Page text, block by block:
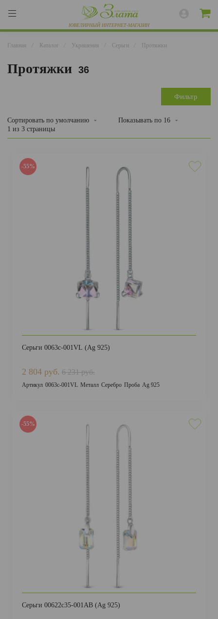
ВЕСЬ КАТАЛОГ
БРАСЛЕТЫ
ЦЕПИ
Главная Каталог Украшения Серьги Протяжки
Протяжки 36
Фильтр
Сортировать по умолчанию Показывать по 16
1 из 3 страницы
-55%
Серьги 0063с-001VL (Ag 925)
2 804 руб. 6 231 руб.
Артикул 0063с-001VL Металл Серебро Проба Ag 925
-55%
Серьги 00622с35-001AB (Ag 925)